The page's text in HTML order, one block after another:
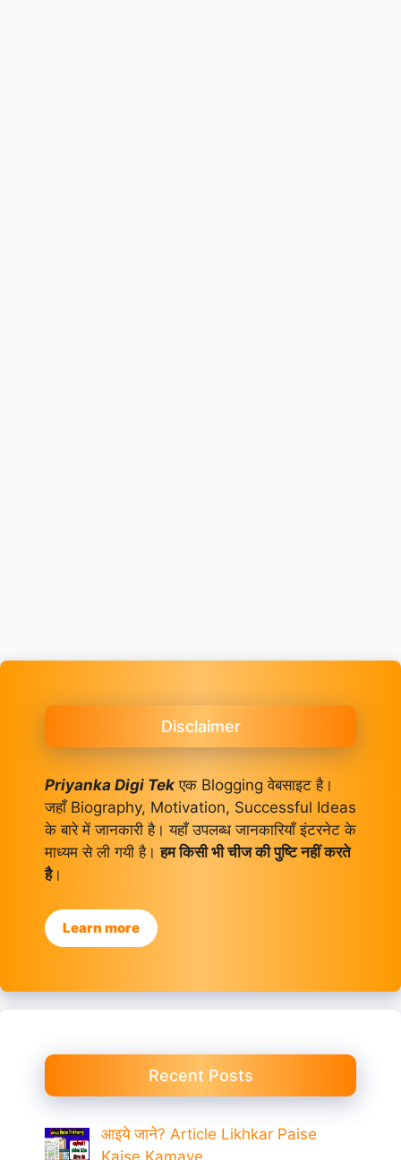
Disclaimer
Priyanka Digi Tek एक Blogging वेबसाइट है।
जहाँ Biography, Motivation, Successful Ideas
के बारे में जानकारी है। यहाँ उपलब्ध जानकारियाँ इंटरनेट के
माध्यम से ली गयी है।हम किसी भी चीज की पुष्टि नहीं करते
है।
Learn more
Recent Posts
आइये जाने? Article Likhkar Paise
Kaise Kamaye